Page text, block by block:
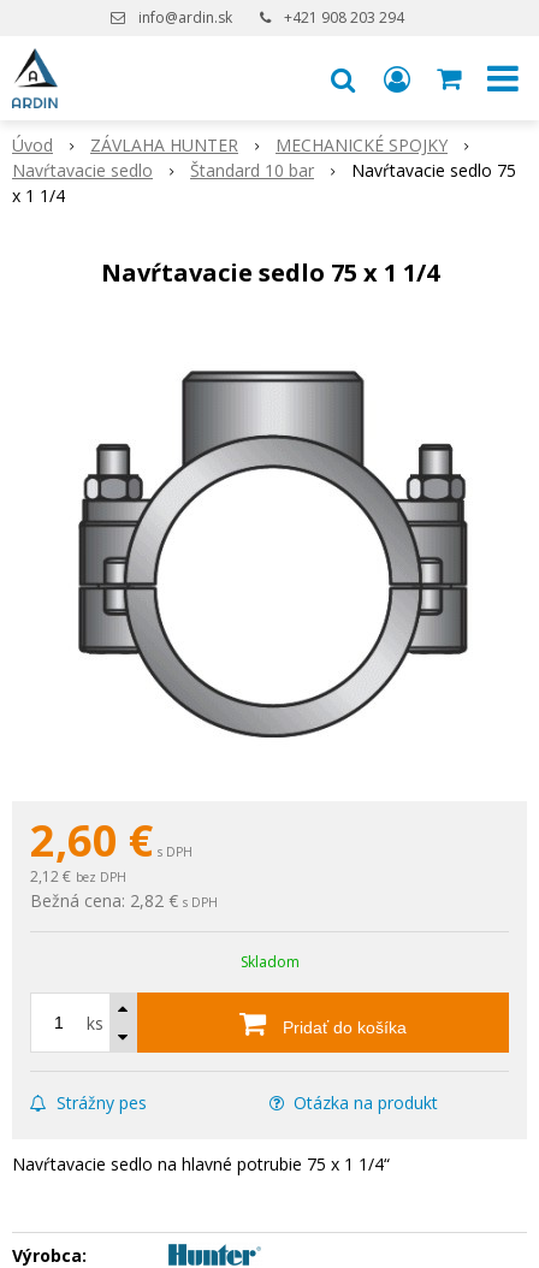
info@ardin.sk +421 908 203 294
Úvod ZÁVLAHA HUNTER
MECHANICKÉ SPOJKY
Navŕtavacie sedlo
Štandard 10 bar
Navŕtavacie sedlo 75
x 1 1/4
Navŕtavacie sedlo 75 x 1 1/4
2,60 € s DPH
2,12 € bez DPH
Bežná cena: 2,82 € s DPH
Skladom
ks Pridať do košíka
Strážny pes Otázka na produkt
Navŕtavacie sedlo na hlavné potrubie 75 x 1 1/4“
Výrobca: